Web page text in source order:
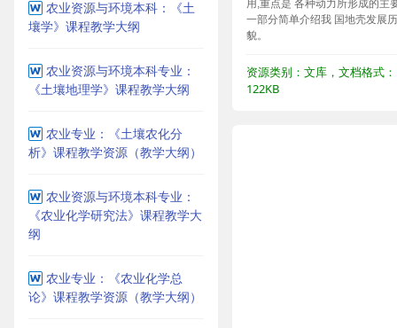
农业资源与环境本科：《土
壤学》课程教学大纲
农业资源与环境本科专业：
《土壤地理学》课程教学大纲
农业专业：《土壤农化分
析》课程教学资源（教学大纲）
农业资源与环境本科专业：
《农业化学研究法》课程教学大
纲
农业专业：《农业化学总
论》课程教学资源（教学大纲）
用,重点是 各种动力所形成的主
一部分简单介绍我 国地壳发展
貌。
资源类别：文库，文档格式
122KB